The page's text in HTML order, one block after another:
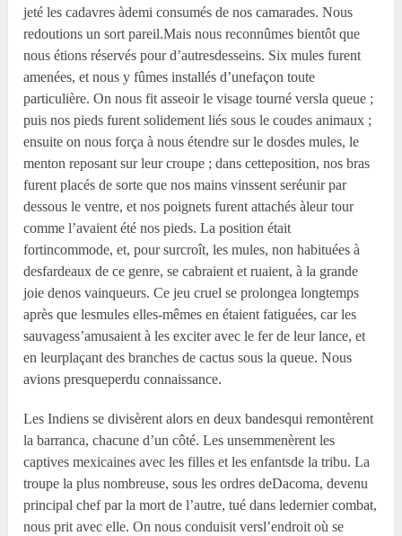
jeté les cadavres àdemi consumés de nos camarades. Nous
redoutions un sort pareil.Mais nous reconnûmes bientôt que
nous étions réservés pour d’autresdesseins. Six mules furent
amenées, et nous y fûmes installés d’unefaçon toute
particulière. On nous fit asseoir le visage tourné versla queue ;
puis nos pieds furent solidement liés sous le coudes animaux ;
ensuite on nous força à nous étendre sur le dosdes mules, le
menton reposant sur leur croupe ; dans cetteposition, nos bras
furent placés de sorte que nos mains vinssent seréunir par
dessous le ventre, et nos poignets furent attachés àleur tour
comme l’avaient été nos pieds. La position était
fortincommode, et, pour surcroît, les mules, non habituées à
desfardeaux de ce genre, se cabraient et ruaient, à la grande
joie denos vainqueurs. Ce jeu cruel se prolongea longtemps
après que lesmules elles-mêmes en étaient fatiguées, car les
sauvagess’amusaient à les exciter avec le fer de leur lance, et
en leurplaçant des branches de cactus sous la queue. Nous
avions presqueperdu connaissance.
Les Indiens se divisèrent alors en deux bandesqui remontèrent
la barranca, chacune d’un côté. Les unsemmenèrent les
captives mexicaines avec les filles et les enfantsde la tribu. La
troupe la plus nombreuse, sous les ordres deDacoma, devenu
principal chef par la mort de l’autre, tué dans ledernier combat,
nous prit avec elle. On nous conduisit versl’endroit où se